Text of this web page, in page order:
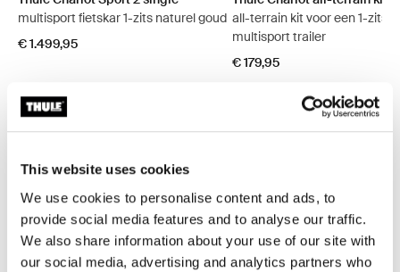
This website uses cookies
We use cookies to personalise content and ads, to
provide social media features and to analyse our traffic.
We also share information about your use of our site with
our social media, advertising and analytics partners who
multisport fietskar 1-zits naturel goud
€ 1.499,95
all-terrain kit voor een 1-zits
multisport trailer
€ 179,95
Bundels verkennen